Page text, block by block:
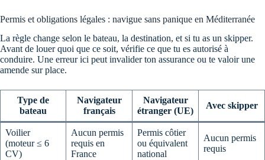
Permis et obligations légales : navigue sans panique en Méditerranée
La règle change selon le bateau, la destination, et si tu as un skipper.
Avant de louer quoi que ce soit, vérifie ce que tu es autorisé à
conduire. Une erreur ici peut invalider ton assurance ou te valoir une
amende sur place.
Type de
bateau
Navigateur
français
Navigateur
étranger (UE)
Avec skipper
Voilier
(moteur ≤ 6
CV)
Aucun permis
requis en
France
Permis côtier
ou équivalent
national
Aucun permis
requis